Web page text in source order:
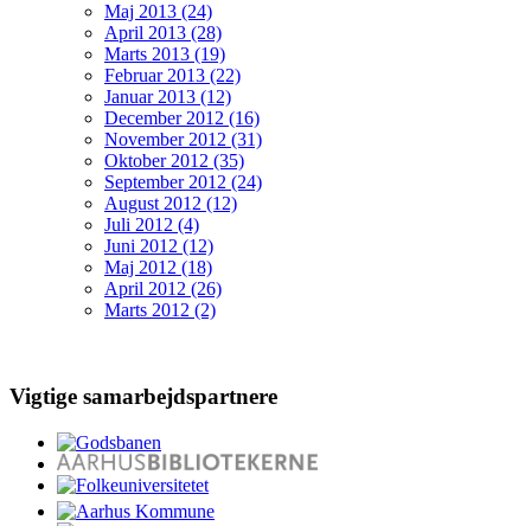
Maj 2013 (24)
April 2013 (28)
Marts 2013 (19)
Februar 2013 (22)
Januar 2013 (12)
December 2012 (16)
November 2012 (31)
Oktober 2012 (35)
September 2012 (24)
August 2012 (12)
Juli 2012 (4)
Juni 2012 (12)
Maj 2012 (18)
April 2012 (26)
Marts 2012 (2)
Vigtige samarbejdspartnere